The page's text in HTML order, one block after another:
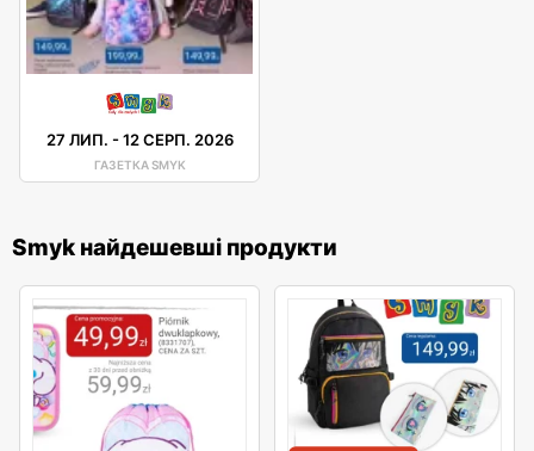
27 ЛИП. -12 СЕРП. 2026
ГАЗЕТКА SMYK
Smyk найдешевші продукти